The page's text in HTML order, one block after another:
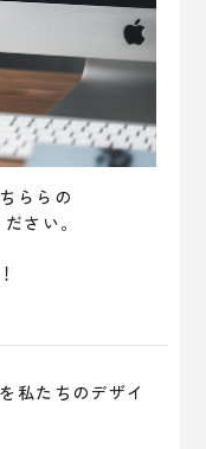
ららの
さい。
私たちのデザイ